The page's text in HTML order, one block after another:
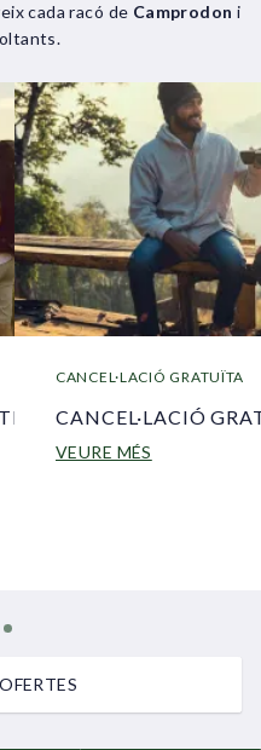
cada racó de Camprodoni
CANCEL·LACIÓ GRATUÏTA
CANCEL·LACIÓ
VEURE MÉS